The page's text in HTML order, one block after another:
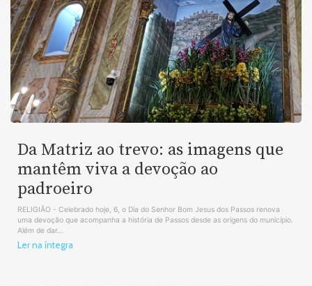
Da Matriz ao trevo: as imagens que
mantêm viva a devoção ao
padroeiro
RELIGIÃO - Celebrado hoje, 6, o Dia do Senhor Bom Jesus dos Passos renova
uma devoção que acompanha a história de Passos desde as origens do município.
Além de dar...
Ler na íntegra